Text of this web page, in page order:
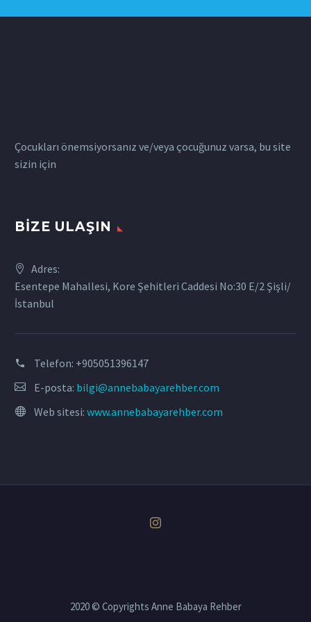
Çocukları önemsiyorsanız ve/veya çocuğunuz varsa, bu site
sizin için
BIZE ULAŞIN
Adres:
Esentepe Mahallesi, Kore Şehitleri Caddesi No:30 E/2 Şişli/
İstanbul
Telefon: +905051396147
E-posta: bilgi@annebabayarehber.com
Web sitesi: www.annebabayarehber.com
2020 © Copyrights Anne Babaya Rehber